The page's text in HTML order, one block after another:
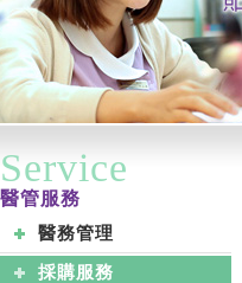
Service
醫管服務
醫務管理
採購服務